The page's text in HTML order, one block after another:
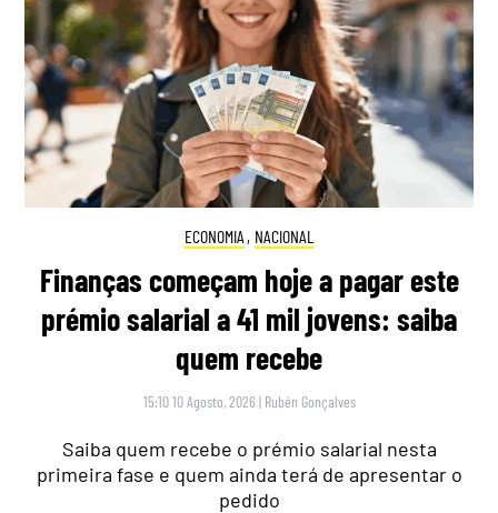
ECONOMIA , NACIONAL
Finanças começam hoje a pagar este
prémio salarial a 41 mil jovens: saiba
quem recebe
15:10 10 Agosto, 2026 | Rubén Gonçalves
Saiba quem recebe o prémio salarial nesta
primeira fase e quem ainda terá de apresentar o
pedido